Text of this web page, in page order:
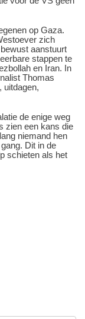
op Gaza.
zich
aanstuurt
stappen te
en Iran. In
Thomas
uitdagen,
de enige weg
zien een kans die
niemand hen
Dit in de
schieten als het